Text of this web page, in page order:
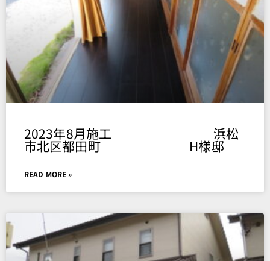
2023年8月施工 浜松
市北区都田町 H様邸
READ MORE »